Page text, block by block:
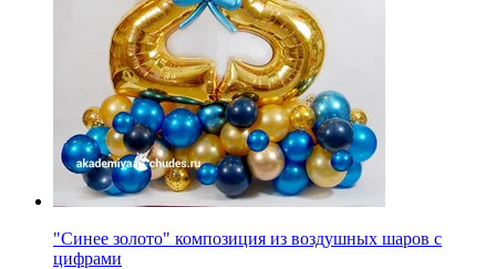
"Синее золото" композиция из воздушных шаров с
цифрами